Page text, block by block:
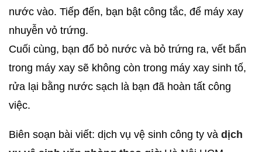
nước vào. Tiếp đến, bạn bật công tắc, để máy xay
nhuyễn vỏ trứng.
Cuối cùng, bạn đổ bỏ nước và bỏ trứng ra, vết bẩn
trong máy xay sẽ không còn trong máy xay sinh tố,
rửa lại bằng nước sạch là bạn đã hoàn tất công
việc.
Biên soạn bài viết: dịch vụ vệ sinh công ty và dịch